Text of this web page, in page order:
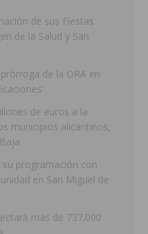
de sus Fiestas
de la Salud y San
de la ORA en
de euros a la
municipios alicantinos,
programación con
en San Miguel de
más de 737.000